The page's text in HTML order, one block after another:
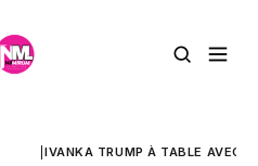
IVANKA TRUMP À TABLE AVEC